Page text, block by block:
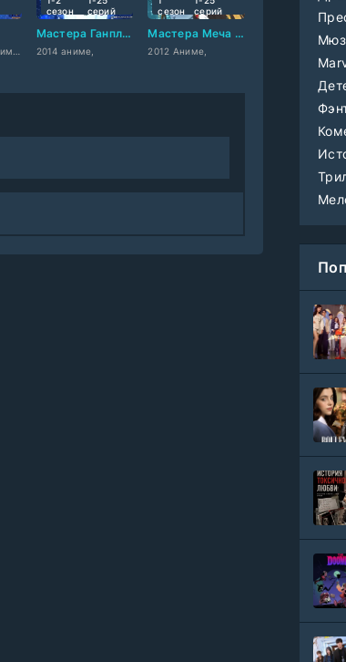
Мастера Ганплы [ТВ-2]
2014 аниме,
сезон
cерий
Мастера Меча Онлайн
2012 Аниме,
сезон
cерий